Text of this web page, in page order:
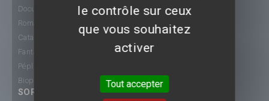
Documentaire
Romance
Catastrophe
Fantastique
Péplum
Biopic
SORTIE CINÉ
le contrôle sur ceux
que vous souhaitez
activer
Tout accepter